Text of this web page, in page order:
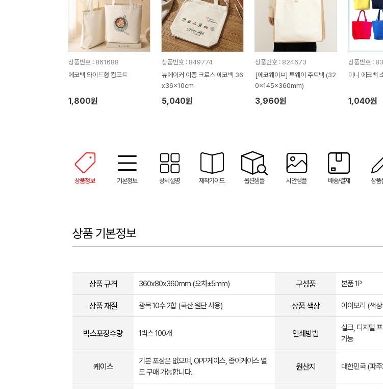
상품번호 : 861688
에코백 와이드형 컴포트
1,800원
상품번호 : 849774
뉴에이커 이중 크로스 에코백 36
x36x10cm
5,040원
상품번호 : 824673
[에코웨이브] 투웨이 주트백 (32
0x145x360mm)
3,960원
상품번호 :
미니 에코백
1,040원
상품정보 기본정보 상세설명 제작가이드 옵션샘플 시안샘플 배송/결제 상품
상품 기본정보
상품 규격 360x80x360mm (오차±5mm​) 구성품 본품 1P
상품 재질 광목 10수 2합 (국산 원단 사용) 상품 색상 아이보리 (색
박스포장수량 1박스 100개 인쇄방법
실크, 디지털
가능
케이스
기본 포장은 없으며, OPP케이스, 종이케이스 별
도 구매 가능합니다.
원산지 대한민국 (파